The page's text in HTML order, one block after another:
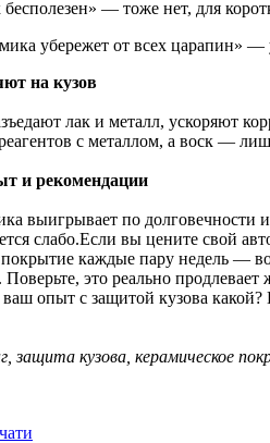
бесполезен» — тоже нет, для
убережет от всех царапин» —
на кузов
лак и металл, ускоряют
с металлом, а воск —
и рекомендации
выигрывает по
слабо.Если вы цените свой
каждые пару недель —
это реально
опыт с защитой кузова какой?
защита кузова, керамическое